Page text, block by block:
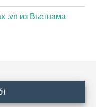
.vn из Вьетнама